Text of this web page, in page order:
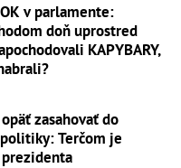
v parlamente:
doň uprostred
KAPYBARY,
zasahovať do
Terčom je